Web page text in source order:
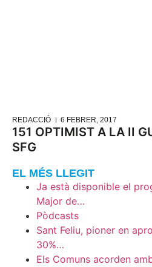
REDACCIÓ 6 FEBRER, 2017
151 OPTIMIST A LA II
SFG
EL MÉS LLEGIT
Ja està disponible el
Major de…
Pòdcasts
Sant Feliu, pioner en
30%…
Els Comuns acorden